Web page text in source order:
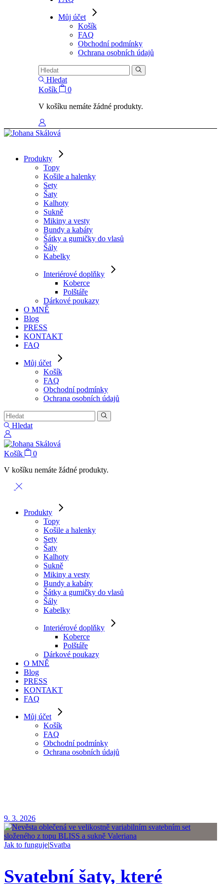
Můj účet
Košík
FAQ
Obchodní podmínky
Ochrana osobních údajů
Hledat
Košík
0
V košíku nemáte žádné produkty.
Produkty
Topy
Košile a halenky
Sety
Šaty
Kalhoty
Sukně
Mikiny a vesty
Bundy a kabáty
Šátky a gumičky do vlasů
Šály
Kabelky
Interiérové doplňky
Koberce
Polštáře
Dárkové poukazy
O MNĚ
Blog
PRESS
KONTAKT
FAQ
Můj účet
Košík
FAQ
Obchodní podmínky
Ochrana osobních údajů
Hledat
Košík
0
V košíku nemáte žádné produkty.
Produkty
Topy
Košile a halenky
Sety
Šaty
Kalhoty
Sukně
Mikiny a vesty
Bundy a kabáty
Šátky a gumičky do vlasů
Šály
Kabelky
Interiérové doplňky
Koberce
Polštáře
Dárkové poukazy
O MNĚ
Blog
PRESS
KONTAKT
FAQ
Můj účet
Košík
FAQ
Obchodní podmínky
Ochrana osobních údajů
9. 3. 2026
Jak to funguje|Svatba
Svatební šaty, které